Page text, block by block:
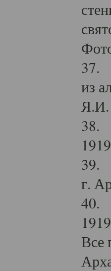
37.
из
Я.И.
38.
39.
г.
40.
Все